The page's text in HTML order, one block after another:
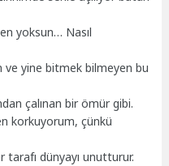
yoksun… Nasıl
ve yine bitmek bilmeyen bu
çalınan bir ömür gibi.
korkuyorum, çünkü
tarafı dünyayı unutturur.